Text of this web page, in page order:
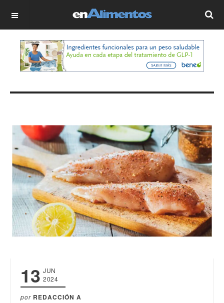
OFF CANVAS
13 JUN
2024
por REDACCIÓN A